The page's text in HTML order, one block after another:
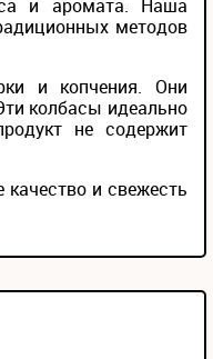
и аромата. Наша
методов
и копчения. Они
колбасы идеально
не содержит
и свежесть